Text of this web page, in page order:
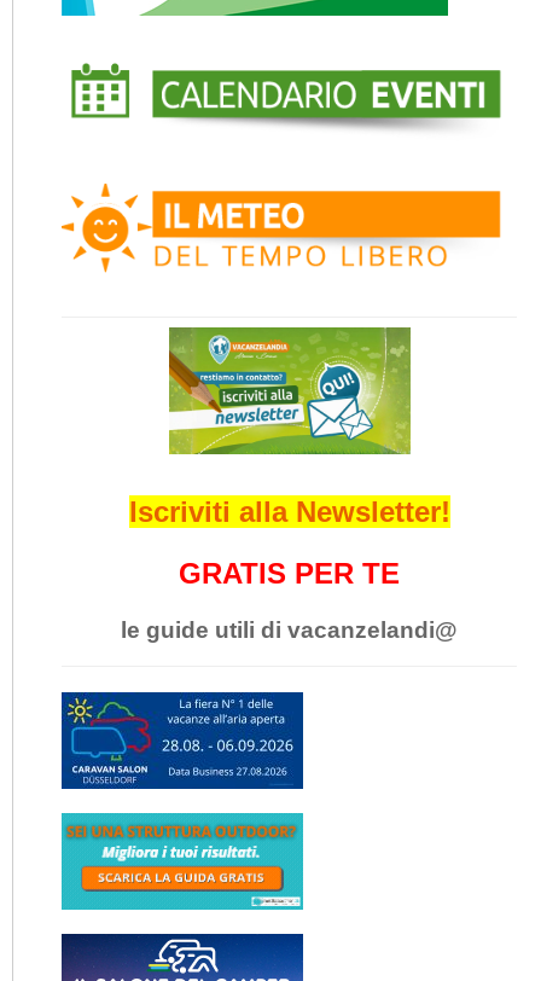
Iscriviti alla Newsletter!
GRATIS PER TE
le guide utili di vacanzelandi@